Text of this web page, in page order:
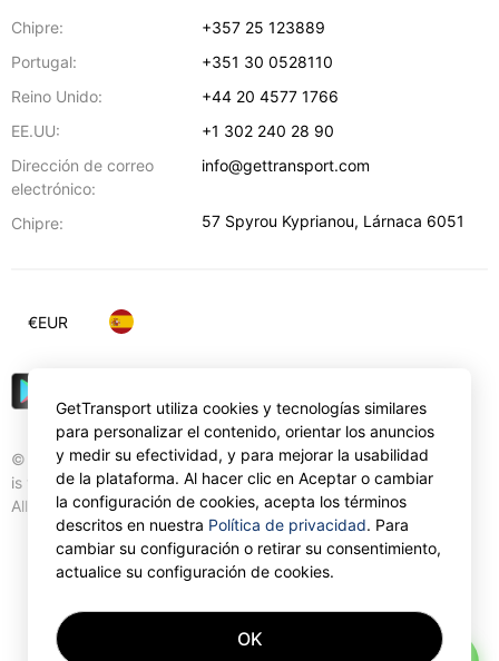
Chipre:
+357 25 123889
Portugal:
+351 30 0528110
Reino Unido:
+44 20 4577 1766
EE.UU:
+1 302 240 28 90
Dirección de correo
electrónico:
info@gettransport.com
Chipre: 57 Spyrou Kyprianou, Lárnaca 6051
© Gettransport International Limited. GetTransport®
is trademark of Gettransport International Limited.
All rights reserved.
€EUR
GetTransport utiliza cookies y tecnologías similares
para personalizar el contenido, orientar los anuncios
y medir su efectividad, y para mejorar la usabilidad
de la plataforma. Al hacer clic en Aceptar o cambiar
la configuración de cookies, acepta los términos
descritos en nuestra Política de privacidad. Para
cambiar su configuración o retirar su consentimiento,
actualice su configuración de cookies.
OK